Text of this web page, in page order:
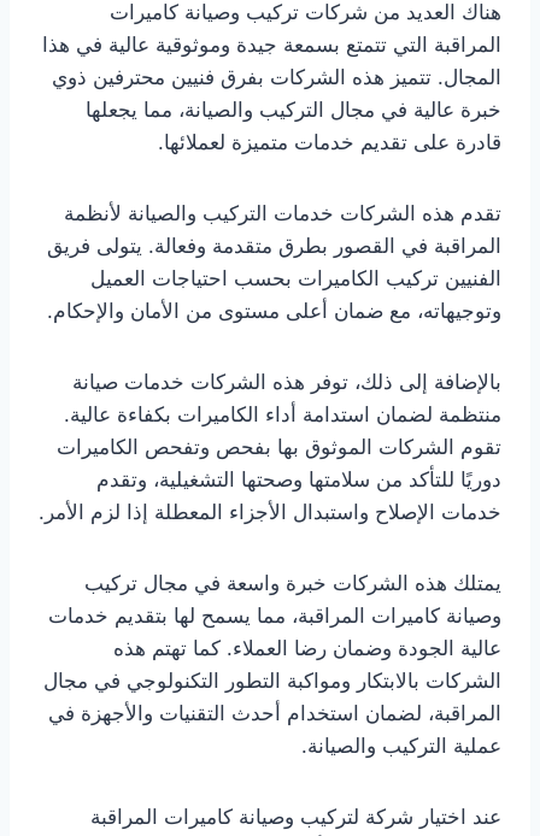
هناك العديد من شركات تركيب وصيانة كاميرات
المراقبة التي تتمتع بسمعة جيدة وموثوقية عالية في هذا
المجال. تتميز هذه الشركات بفرق فنيين محترفين ذوي
خبرة عالية في مجال التركيب والصيانة، مما يجعلها
قادرة على تقديم خدمات متميزة لعملائها.
تقدم هذه الشركات خدمات التركيب والصيانة لأنظمة
المراقبة في القصور بطرق متقدمة وفعالة. يتولى فريق
الفنيين تركيب الكاميرات بحسب احتياجات العميل
وتوجيهاته، مع ضمان أعلى مستوى من الأمان والإحكام.
بالإضافة إلى ذلك، توفر هذه الشركات خدمات صيانة
منتظمة لضمان استدامة أداء الكاميرات بكفاءة عالية.
تقوم الشركات الموثوق بها بفحص وتفحص الكاميرات
دوريًا للتأكد من سلامتها وصحتها التشغيلية، وتقدم
خدمات الإصلاح واستبدال الأجزاء المعطلة إذا لزم الأمر.
يمتلك هذه الشركات خبرة واسعة في مجال تركيب
وصيانة كاميرات المراقبة، مما يسمح لها بتقديم خدمات
عالية الجودة وضمان رضا العملاء. كما تهتم هذه
الشركات بالابتكار ومواكبة التطور التكنولوجي في مجال
المراقبة، لضمان استخدام أحدث التقنيات والأجهزة في
عملية التركيب والصيانة.
عند اختيار شركة لتركيب وصيانة كاميرات المراقبة